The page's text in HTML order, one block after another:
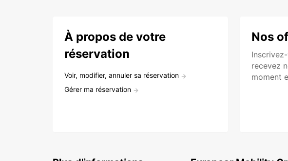
À propos de votre
réservation
Voir, modifier, annuler sa réservation
Gérer ma réservation
Nos
recevez
moment